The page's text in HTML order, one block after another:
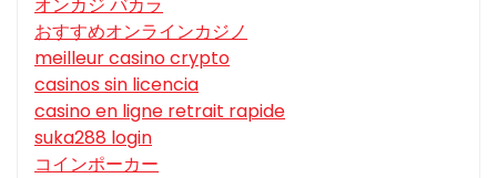
おすすめオンラインカジノ
meilleur casino crypto
casinos sin licencia
casino en ligne retrait rapide
suka288 login
コインポーカー